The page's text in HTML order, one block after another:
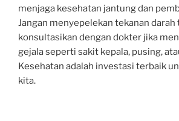
menjaga kesehatan jantung dan
Jangan menyepelekan tekanan
konsultasikan dengan dokter jika
gejala seperti sakit kepala, pusing,
Kesehatan adalah investasi terbaik
kita.